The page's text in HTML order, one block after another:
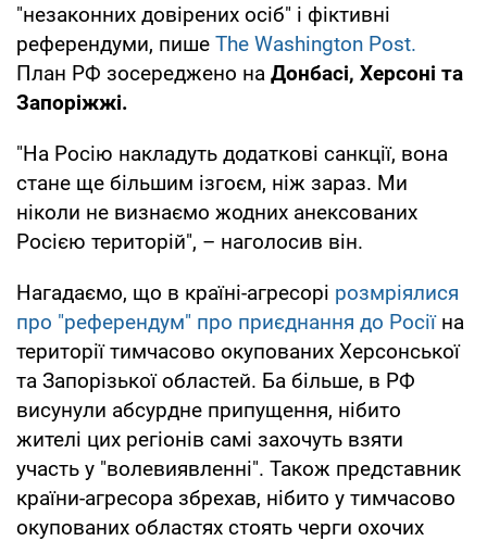
"незаконних довірених осіб" і фіктивні
референдуми, пише The Washington Post.
План РФ зосереджено на Донбасі, Херсоні та
Запоріжжі.
"На Росію накладуть додаткові санкції, вона
стане ще більшим ізгоєм, ніж зараз. Ми
ніколи не визнаємо жодних анексованих
Росією територій", – наголосив він.
Нагадаємо, що в країні-агресорі розмріялися
про "референдум" про приєднання до Росіїна
території тимчасово окупованих Херсонської
та Запорізької областей. Ба більше, в РФ
висунули абсурдне припущення, нібито
жителі цих регіонів самі захочуть взяти
участь у "волевиявленні". Також представник
країни-агресора збрехав, нібито у тимчасово
окупованих областях стоять черги охочих